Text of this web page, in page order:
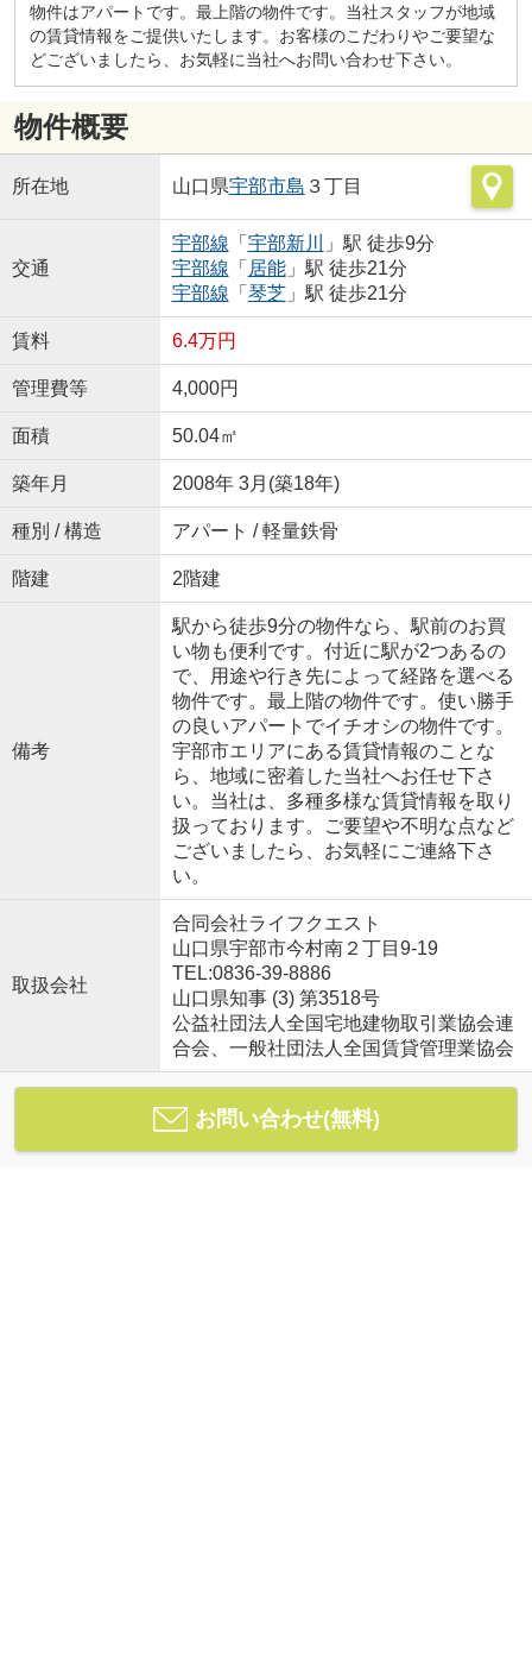
物件はアパートです。最上階の物件です。当社スタッフが地域
の賃貸情報をご提供いたします。お客様のこだわりやご要望な
どございましたら、お気軽に当社へお問い合わせ下さい。
物件概要
所在地 山口県宇部市島 ３丁目
交通
宇部線 「 宇部新川
」駅 徒歩9分
宇部線 「 居能」駅 徒歩21分
宇部線 「 琴芝」駅 徒歩21分
賃料 6.4万円
管理費等 4,000円
面積 50.04㎡
築年月 2008年 3月(築18年)
種別 / 構造 アパート / 軽量鉄骨
階建 2階建
備考
駅から徒歩9分の物件なら、駅前のお買
い物も便利です。付近に駅が2つあるの
で、用途や行き先によって経路を選べる
物件です。最上階の物件です。使い勝手
の良いアパートでイチオシの物件です。
宇部市エリアにある賃貸情報のことな
ら、地域に密着した当社へお任せ下さ
い。当社は、多種多様な賃貸情報を取り
扱っております。ご要望や不明な点など
ございましたら、お気軽にご連絡下さ
い。
取扱会社
合同会社ライフクエスト
山口県宇部市今村南２丁目9-19
TEL:0836-39-8886
山口県知事 (3) 第3518号
公益社団法人全国宅地建物取引業協会連
合会、一般社団法人全国賃貸管理業協会
お問い合わせ(無料)